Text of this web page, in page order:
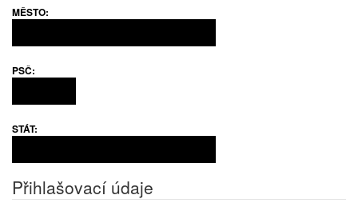
MĚSTO:
PSČ:
STÁT:
Přihlašovací údaje